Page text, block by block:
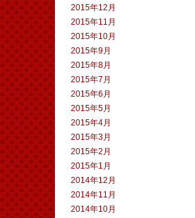
2015年12月
2015年11月
2015年10月
2015年9月
2015年8月
2015年7月
2015年6月
2015年5月
2015年4月
2015年3月
2015年2月
2015年1月
2014年12月
2014年11月
2014年10月